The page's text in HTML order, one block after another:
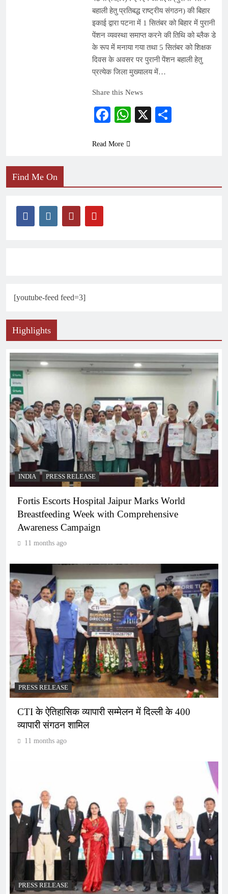
बहाली हेतु प्रतिबद्ध राष्ट्रीय संगठन) की बिहार
इकाई द्वारा पटना में 1 सितंबर को बिहार में पुरानी
पेंशन व्यवस्था समाप्त करने की तिथि को ब्लैक डे
के रूप में मनाया गया तथा 5 सितंबर को शिक्षक
दिवस के अवसर पर पुरानी पेंशन बहाली हेतु
प्रत्येक जिला मुख्यालय में…
Share this News
Facebook
WhatsApp
X
Read More
Find Me On
[youtube-feed feed=3]
Highlights
INDIA PRESS RELEASE
Fortis Escorts Hospital Jaipur Marks World
Breastfeeding Week with Comprehensive
Awareness Campaign
11 months ago
PRESS RELEASE
CTI के ऐतिहासिक व्यापारी सम्मेलन में दिल्ली के 400
व्यापारी संगठन शामिल
11 months ago
PRESS RELEASE